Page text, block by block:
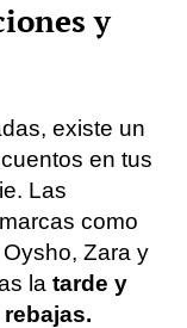
y
existe un
en tus
Las
como
Zara y
la tarde y